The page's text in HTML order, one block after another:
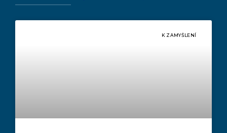
K ZAMYŠLENÍ